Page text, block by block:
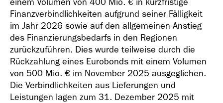
einem Volumen von 400 Mio. € in kurzfristige
Finanzverbindlichkeiten aufgrund seiner Fälligkeit
im Jahr 2026 sowie auf den allgemeinen Anstieg
des Finanzierungsbedarfs in den Regionen
zurückzuführen. Dies wurde teilweise durch die
Rückzahlung eines Eurobonds mit einem Volumen
von 500 Mio. € im November 2025 ausgeglichen.
Die Verbindlichkeiten aus Lieferungen und
Leistungen lagen zum 31. Dezember 2025 mit